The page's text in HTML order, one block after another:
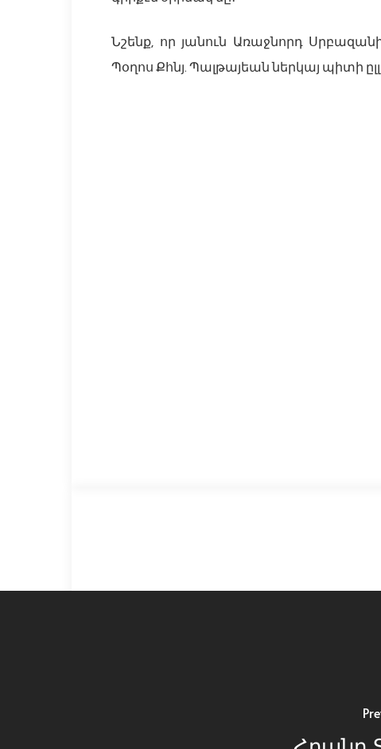
Նշենք, որ յանուն Առաջնորդ
Պօղոս Քհնյ. Պալթայեան ներկայ պիտի